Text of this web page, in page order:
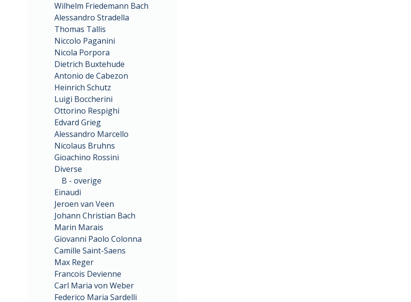
Wilhelm Friedemann Bach
Alessandro Stradella
Thomas Tallis
Niccolo Paganini
Nicola Porpora
Dietrich Buxtehude
Antonio de Cabezon
Heinrich Schutz
Luigi Boccherini
Ottorino Respighi
Edvard Grieg
Alessandro Marcello
Nicolaus Bruhns
Gioachino Rossini
Diverse
B - overige
Einaudi
Jeroen van Veen
Johann Christian Bach
Marin Marais
Giovanni Paolo Colonna
Camille Saint-Saens
Max Reger
Francois Devienne
Carl Maria von Weber
Federico Maria Sardelli